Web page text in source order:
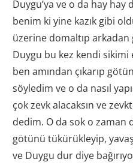
Duygu’ya ve o da hay hay
benim ki yine kazık gibi
üzerine domaltıp arkadan
Duygu bu kez kendi sikimi
ben amından çıkarıp
söyledim ve o da nasıl
çok zevk alacaksın ve
dedim. O da sok o zaman
götünü tükürükleyip,
ve Duygu dur diye